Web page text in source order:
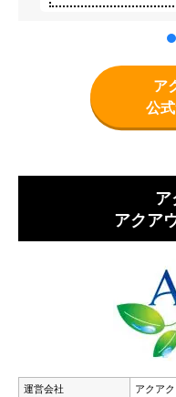
ア
公
ア
アクア
運営会社
アクア